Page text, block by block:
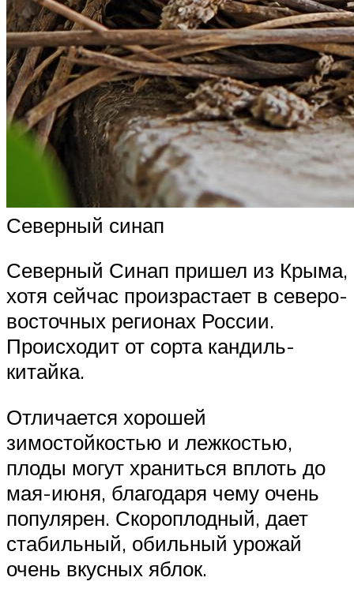
Северный синап
Северный Синап пришел из Крыма,
хотя сейчас произрастает в северо-
восточных регионах России.
Происходит от сорта кандиль-
китайка.
Отличается хорошей
зимостойкостью и лежкостью,
плоды могут храниться вплоть до
мая-июня, благодаря чему очень
популярен. Скороплодный, дает
стабильный, обильный урожай
очень вкусных яблок.